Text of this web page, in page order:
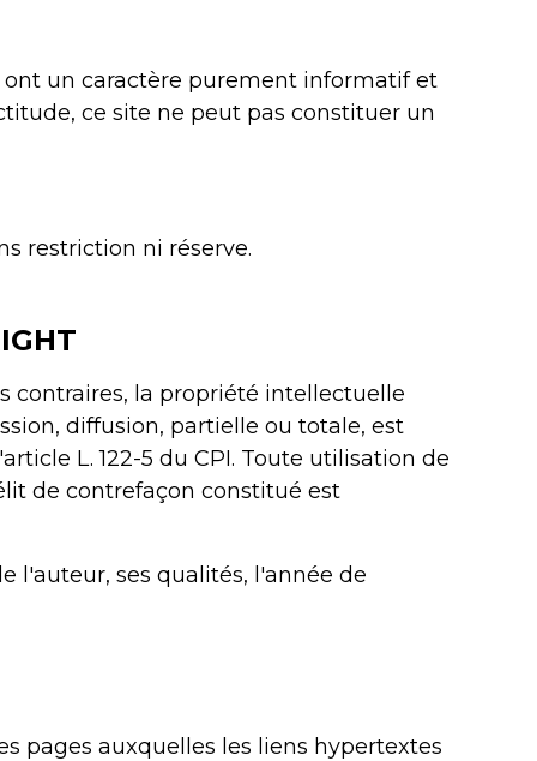
ont un caractère purement informatif et
ce site ne peut pas constituer un
restriction ni réserve.
contraires, la propriété intellectuelle
diffusion, partielle ou totale, est
L. 122-5 du CPI. Toute utilisation de
de contrefaçon constitué est
l'auteur, ses qualités, l'année de
pages auxquelles les liens hypertextes